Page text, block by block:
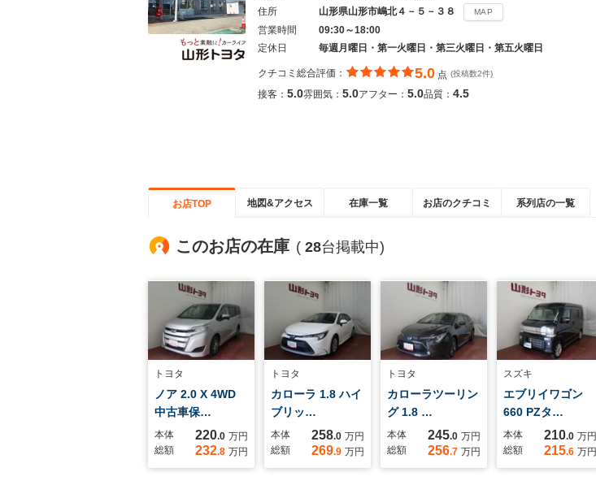
住所
山形県山形市嶋北４－５－３８ MAP
営業時間
09:30～18:00
定休日
毎週月曜日・第一火曜日・第三火曜日・第五火曜日
クチコミ総合評価： 5.0 点 (投稿数2件)
接客： 5.0雰囲気： 5.0アフター： 5.0品質： 4.5
お店TOP 地図&アクセス 在庫一覧 お店のクチコミ 系列店の一覧
このお店の在庫 ( 28台掲載中)
トヨタ
ノア 2.0 X 4WD
中古車保…
本体 220.0 万円
総額
232.8 万円
トヨタ
カローラ 1.8 ハイ
ブリッ…
本体 258.0 万円
総額
269.9 万円
トヨタ
カローラツーリン
グ 1.8 …
本体 245.0 万円
総額
256.7 万円
スズキ
エブリイワゴン
660 PZタ…
本体 210.0 万円
総額
215.6 万円